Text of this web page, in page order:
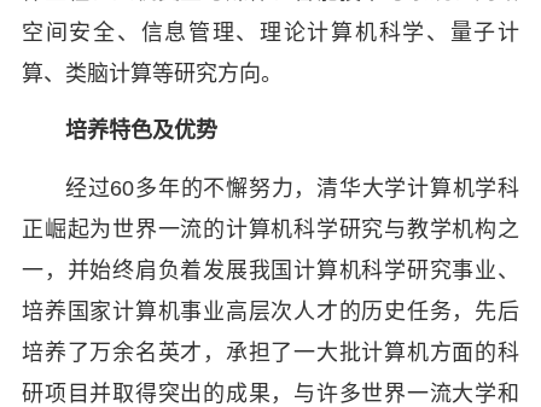
空间安全、信息管理、理论计算机科学、量子计
算、类脑计算等研究方向。
培养特色及优势
经过60多年的不懈努力，清华大学计算机学科
正崛起为世界一流的计算机科学研究与教学机构之
一，并始终肩负着发展我国计算机科学研究事业、
培养国家计算机事业高层次人才的历史任务，先后
培养了万余名英才，承担了一大批计算机方面的科
研项目并取得突出的成果，与许多世界一流大学和